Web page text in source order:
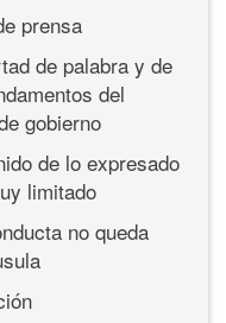
prensa
de palabra y de
del
gobierno
de lo expresado
limitado
no queda